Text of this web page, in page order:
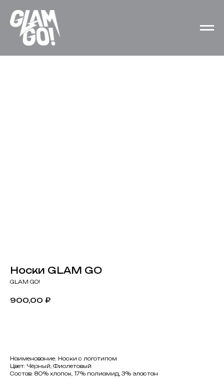
Носки GLAM GO
GLAM GO!
900,00 ₽
Наименование: Носки с логотипом
Цвет: Чёрный, Фиолетовый
Состав: 80% хлопок, 17% полиамид, 3% эластан